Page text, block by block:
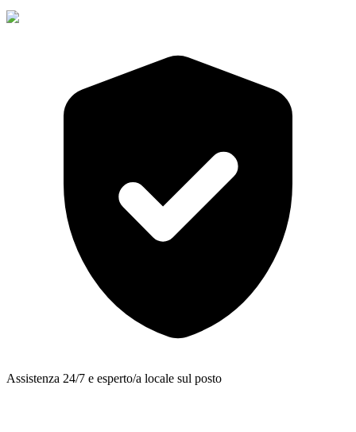
Assistenza 24/7 e esperto/a locale sul posto